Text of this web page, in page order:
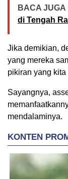
BACA JUGA
di Tengah
Jika demikian,
yang mereka
pikiran yang
Sayangnya,
mendalaminya.